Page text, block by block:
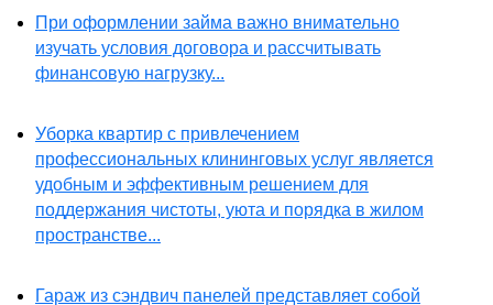
При оформлении займа важно внимательно
изучать условия договора и рассчитывать
финансовую нагрузку...
Уборка квартир с привлечением
профессиональных клининговых услуг является
удобным и эффективным решением для
поддержания чистоты, уюта и порядка в жилом
пространстве...
Гараж из сэндвич панелей представляет собой